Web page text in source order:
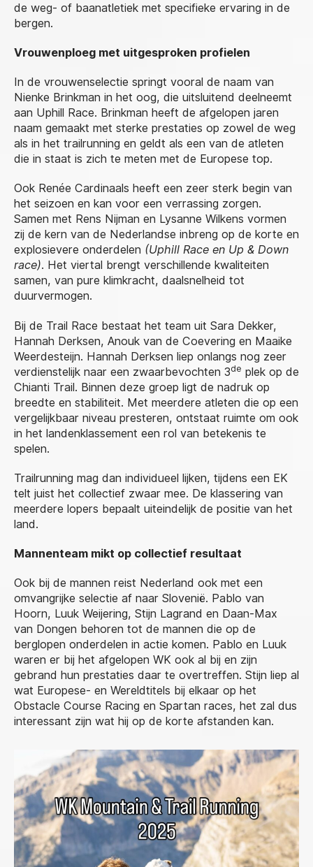
de weg- of baanatletiek met specifieke ervaring in de
bergen.
Vrouwenploeg met uitgesproken profielen
In de vrouwenselectie springt vooral de naam van
Nienke Brinkman in het oog, die uitsluitend deelneemt
aan Uphill Race. Brinkman heeft de afgelopen jaren
naam gemaakt met sterke prestaties op zowel de weg
als in het trailrunning en geldt als een van de atleten
die in staat is zich te meten met de Europese top.
Ook Renée Cardinaals heeft een zeer sterk begin van
het seizoen en kan voor een verrassing zorgen.
Samen met Rens Nijman en Lysanne Wilkens vormen
zij de kern van de Nederlandse inbreng op de korte en
explosievere onderdelen (Uphill Race en Up & Down
race). Het viertal brengt verschillende kwaliteiten
samen, van pure klimkracht, daalsnelheid tot
duurvermogen.
Bij de Trail Race bestaat het team uit Sara Dekker,
Hannah Derksen, Anouk van de Coevering en Maaike
Weerdesteijn. Hannah Derksen liep onlangs nog zeer
verdienstelijk naar een zwaarbevochten 3de plek op de
Chianti Trail. Binnen deze groep ligt de nadruk op
breedte en stabiliteit. Met meerdere atleten die op een
vergelijkbaar niveau presteren, ontstaat ruimte om ook
in het landenklassement een rol van betekenis te
spelen.
Trailrunning mag dan individueel lijken, tijdens een EK
telt juist het collectief zwaar mee. De klassering van
meerdere lopers bepaalt uiteindelijk de positie van het
land.
Mannenteam mikt op collectief resultaat
Ook bij de mannen reist Nederland ook met een
omvangrijke selectie af naar Slovenië. Pablo van
Hoorn, Luuk Weijering, Stijn Lagrand en Daan-Max
van Dongen behoren tot de mannen die op de
berglopen onderdelen in actie komen. Pablo en Luuk
waren er bij het afgelopen WK ook al bij en zijn
gebrand hun prestaties daar te overtreffen. Stijn liep al
wat Europese- en Wereldtitels bij elkaar op het
Obstacle Course Racing en Spartan races, het zal dus
interessant zijn wat hij op de korte afstanden kan.